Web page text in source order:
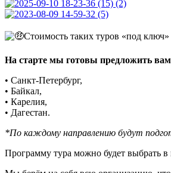
Стоимость таких туров «под
На старте мы готовы предложить
• Санкт-Петербург,
• Байкал,
• Карелия,
• Дагестан.
*По каждому направлению будут
Программу тура можно будет выбрать в